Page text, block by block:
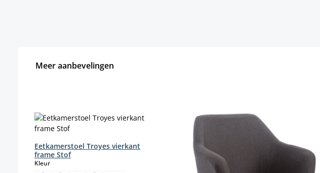
Meer aanbevelingen
Eetkamerstoel Troyes vierkant
frame Stof
Kleurselect